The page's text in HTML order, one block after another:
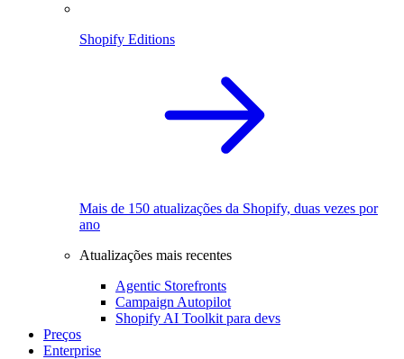
Shopify Editions
Mais de 150 atualizações da Shopify, duas vezes por
ano
Atualizações mais recentes
Agentic Storefronts
Campaign Autopilot
Shopify AI Toolkit para devs
Preços
Enterprise